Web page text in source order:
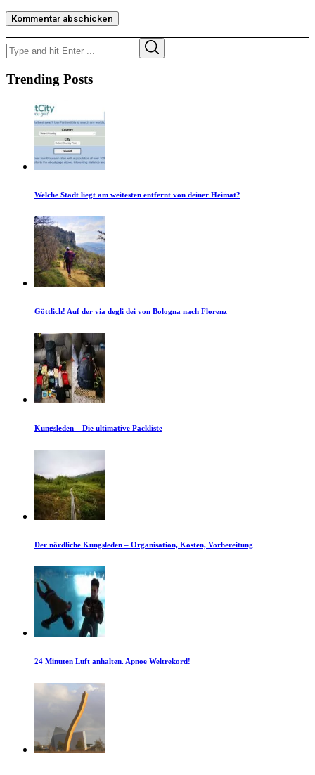
Search
for:
Trending Posts
Welche Stadt liegt am weitesten entfernt von deiner Heimat?
Göttlich! Auf der via degli dei von Bologna nach Florenz
Kungsleden – Die ultimative Packliste
Der nördliche Kungsleden – Organisation, Kosten, Vorbereitung
24 Minuten Luft anhalten. Apnoe Weltrekord!